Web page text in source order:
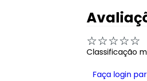
☆☆☆☆☆
Classificação
Faça login